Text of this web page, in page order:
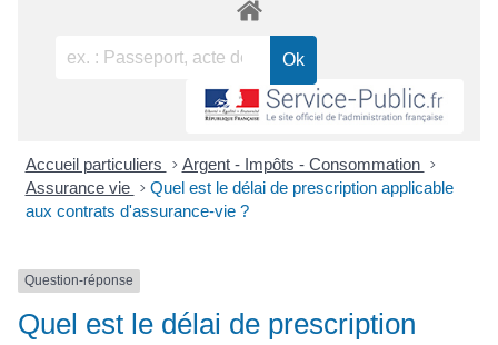
Accueil particuliers > Argent - Impôts - Consommation >
Assurance vie > Quel est le délai de prescription applicable
aux contrats d'assurance-vie ?
Question-réponse
Quel est le délai de prescription